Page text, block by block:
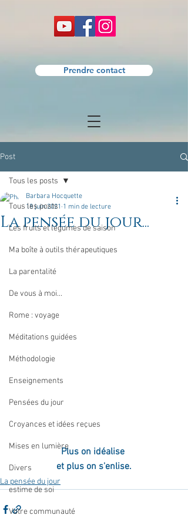
Prendre contact
Post
Tous les posts
Les fruits et légumes de saison
Ma boîte à outils thérapeutiques
La parentalité
De vous à moi...
Rome : voyage
Méditations guidées
Méthodologie
Enseignements
Pensées du jour
Croyances et idées reçues
Mises en lumière
Divers
estime de soi
Votre communauté
Tous les posts
La pensée du jour...
Barbara Hocquette
18 juin 2021 1 min de lecture
Plus on idéalise
et plus on s'enlise.
La pensée du jour